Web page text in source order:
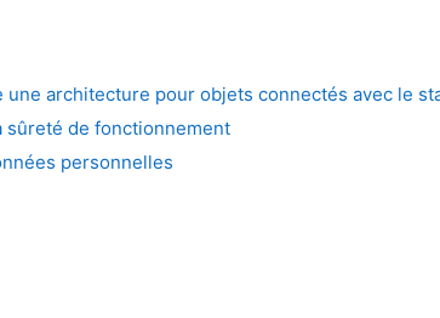
une architecture pour objets connectés avec le
sûreté de fonctionnement
personnelles